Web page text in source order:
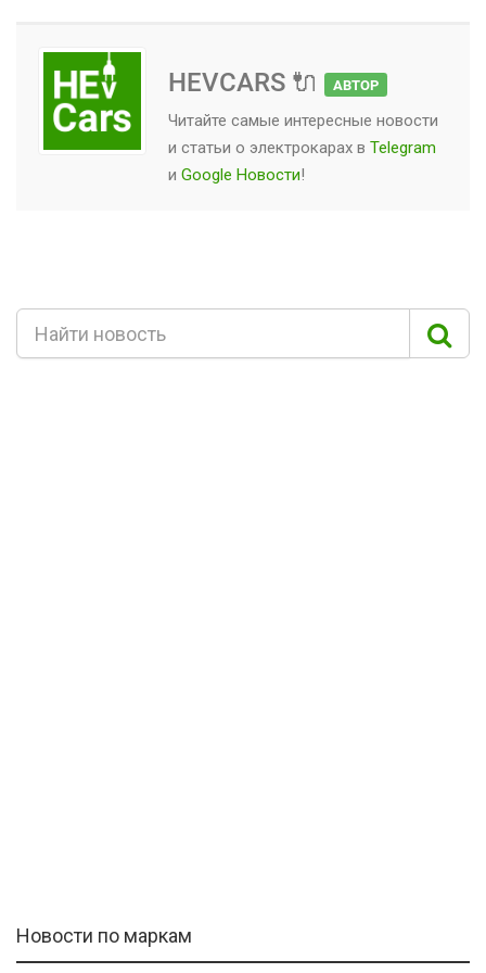
HEVCARS 🔌 АВТОР
Читайте самые интересные новости
и статьи о электрокарах в Telegram
и Google Новости!
Новости по маркам